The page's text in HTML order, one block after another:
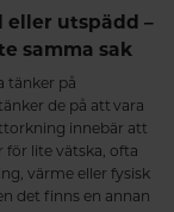
stress
kan
kroppens
Resultatet blir
successivt förlorar
styrka och elasticitet,
till att kroppen
och
tar längre tid.
eller utspädd –
samma sak
tänker på
de på att vara
innebär att
för lite vätska, ofta
värme eller fysisk
det finns en annan